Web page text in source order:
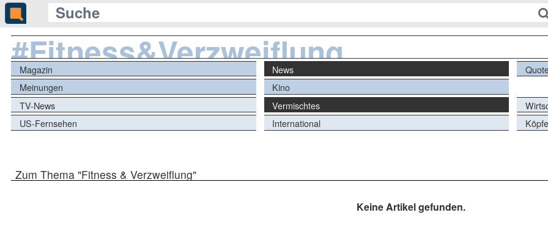
#Fitness&Verzweiflung
Magazin News
Meinungen
Kino
TV-News
Vermischtes
US-Fernsehen
International Köpfe
Zum Thema "Fitness & Verzweiflung"
Keine Artikel gefunden.